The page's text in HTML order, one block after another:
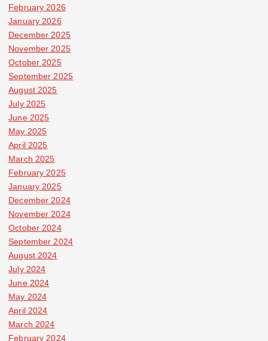
February 2026
January 2026
December 2025
November 2025
October 2025
September 2025
August 2025
July 2025
June 2025
May 2025
April 2025
March 2025
February 2025
January 2025
December 2024
November 2024
October 2024
September 2024
August 2024
July 2024
June 2024
May 2024
April 2024
March 2024
February 2024